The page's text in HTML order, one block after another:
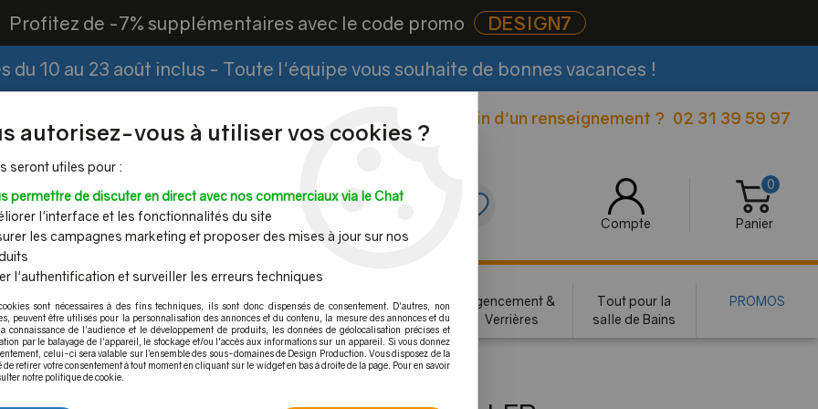
Profitez de -7% supplémentaires avec le code promo DESIGN7
du 10 au 23 août inclus - Toute l'équipe vous souhaite de bonnes vacances !
Besoin d'un renseignement ? 02 31 39 59 97
Espace PRO
Compte
0
Panier
Mains
Tubes et
barres inox
Câble inox &
filet inox
Quincaillerie
pour porte
Agencement &
Verrières
Tout pour la
salle de Bains
PROMOS
>Embout pour main courante inox >Embout plat à coller
autorisez-vous à utiliser vos cookies ?
seront utiles pour :
permettre de discuter en direct avec nos commerciaux via le Chat
l'interface et les fonctionnalités du site
les campagnes marketing et proposer des mises à jour sur nos
l'authentification et surveiller les erreurs techniques
sont nécessaires à des fins techniques, ils sont donc dispensés de consentement. D'autres, non
peuvent être utilisés pour la personnalisation des annonces et du contenu, la mesure des annonces et du
connaissance de l'audience et le développement de produits, les données de géolocalisation précises et
par le balayage de l'appareil, le stockage et/ou l'accès aux informations sur un appareil. Si vous donnez
celui-ci sera valable sur l’ensemble des sous-domaines de Design Production. Vous disposez de la
retirer votre consentement à tout moment en cliquant sur le widget en bas à droite de la page. Pour en savoir
notre politique de cookie.